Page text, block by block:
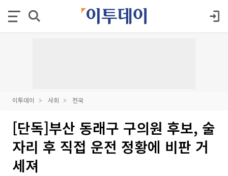
이투데이 사회 전국
[단독]부산 동래구 구의원 후보, 술
자리 후 직접 운전 정황에 비판 거
세져